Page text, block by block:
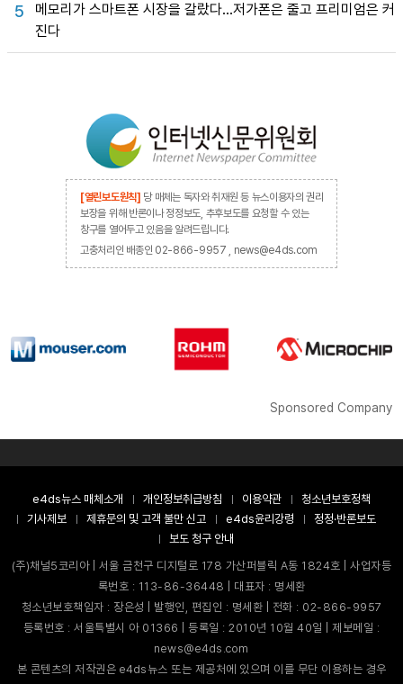
5
메모리가 스마트폰 시장을 갈랐다…저가폰은 줄고 프리미엄은 커
진다
[열린보도원칙] 당 매체는 독자와 취재원 등 뉴스이용자의 권리
보장을 위해 반론이나 정정보도, 추후보도를 요청할 수 있는
창구를 열어두고 있음을 알려드립니다.
고충처리인 배종인 02-866-9957 , news@e4ds.com
Sponsored Company
e4ds뉴스 매체소개 개인정보취급방침 이용약관
청소년보호정책
기사제보
제휴문의 및 고객 불만 신고 e4ds윤리강령
정정·반론보도
보도 청구 안내
(주)채널5코리아 | 서울 금천구 디지털로 178 가산퍼블릭 A동 1824호 | 사업자등
록번호 : 113-86-36448 | 대표자 : 명세환
청소년보호책임자 : 장은성 | 발행인, 편집인 : 명세환 | 전화 : 02-866-9957
등록번호 : 서울특별시 아 01366 | 등록일 : 2010년 10월 40일 | 제보메일 :
news@e4ds.com
본 콘텐츠의 저작권은 e4ds뉴스 또는 제공처에 있으며 이를 무단 이용하는 경우